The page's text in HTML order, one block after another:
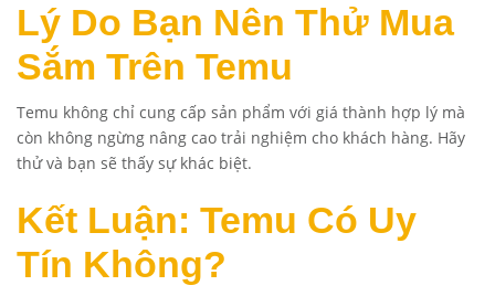
Lý Do Bạn Nên Thử Mua
Sắm Trên Temu
Temu không chỉ cung cấp sản phẩm với giá thành hợp lý mà
còn không ngừng nâng cao trải nghiệm cho khách hàng. Hãy
thử và bạn sẽ thấy sự khác biệt.
Kết Luận: Temu Có Uy
Tín Không?